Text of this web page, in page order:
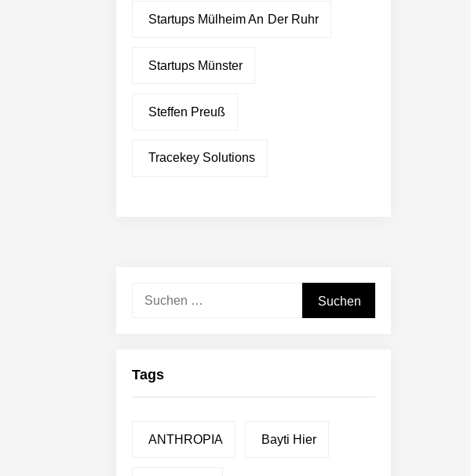
Startups Mülheim An Der Ruhr
Startups Münster
Steffen Preuß
Tracekey Solutions
Tags
ANTHROPIA Bayti Hier